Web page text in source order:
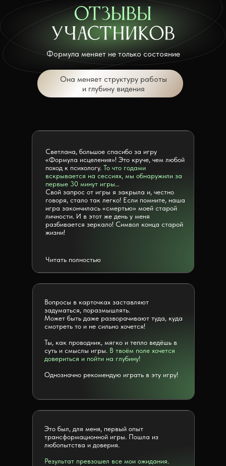
Формула меняет не только состояние
Она меняет структуру работы
и глубину видения
Светлана, большое спасибо за игру
«Формула исцеления»! Это круче, чем любой
поход к психологу. То что годами
вскрывается на сессиях, мы обнаружили за
первые 30 минут игры…
Свой запрос от игры я закрыла и, честно
говоря, стало так легко! Если помните, наша
игра закончилась «смертью» моей старой
личности. И в этот же день у меня
разбивается зеркало! Символ конца старой
жизни!
Читать полностью
Вопросы в карточках заставляют
задуматься, поразмышлять.
Может быть даже разворачивают туда, куда
смотреть то и не сильно хочется!
Ты, как проводник, мягко и тепло ведёшь в
суть и смыслы игры. В твоём поле хочется
довериться и пойти на глубину!
Однозначно рекомендую играть в эту игру!
Это был, для меня, первый опыт
трансформационной игры. Пошла из
любопытства и доверия.
Результат превзошел все мои ожидания.